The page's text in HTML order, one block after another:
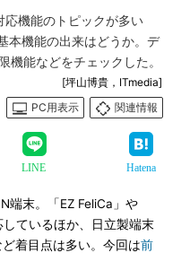
応機能のトピックが多い
本機能の出来はどうか。デ
機能などをチェックした。
[坪山博貴，ITmedia]
PC用表示
関連情報
LINE Hatena
端末。「EZ FeliCa」や
しているほか、日立製端末
着目点は多い。今回は前